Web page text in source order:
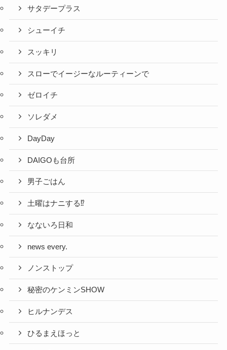
サタデープラス
シューイチ
スッキリ
スローでイージーなルーティーンで
ゼロイチ
ソレダメ
DayDay
DAIGOも台所
男子ごはん
土曜はナニする⁉
なないろ日和
news every.
ノンストップ
秘密のケンミンSHOW
ヒルナンデス
ひるまえほっと